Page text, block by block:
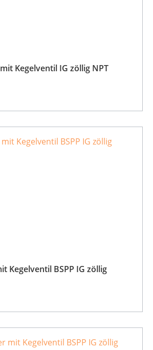
Kegelventil IG zöllig NPT
Kegelventil BSPP IG zöllig